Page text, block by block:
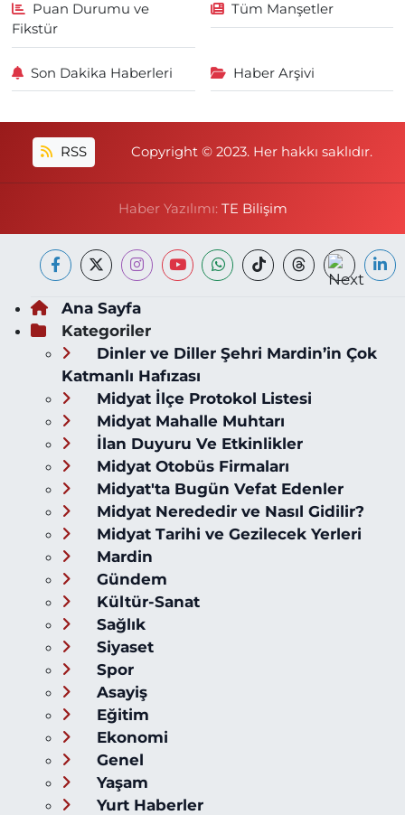
Puan Durumu ve
Fikstür
Tüm Manşetler
Son Dakika Haberleri Haber Arşivi
RSS Copyright © 2023. Her hakkı saklıdır.
Haber Yazılımı: TE Bilişim
Ana Sayfa
Kategoriler
Dinler ve Diller Şehri Mardin’in Çok
Katmanlı Hafızası
Midyat İlçe Protokol Listesi
Midyat Mahalle Muhtarı
İlan Duyuru Ve Etkinlikler
Midyat Otobüs Firmaları
Midyat'ta Bugün Vefat Edenler
Midyat Nerededir ve Nasıl Gidilir?
Midyat Tarihi ve Gezilecek Yerleri
Mardin
Gündem
Kültür-Sanat
Sağlık
Siyaset
Spor
Asayiş
Eğitim
Ekonomi
Genel
Yaşam
Yurt Haberler